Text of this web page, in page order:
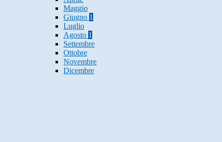
Maggio
Giugno 1
Luglio
Agosto 1
Settembre
Ottobre
Novembre
Dicembre